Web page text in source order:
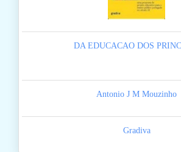
DA EDUCACAO DOS
Antonio J M Mouzinho
Gradiva